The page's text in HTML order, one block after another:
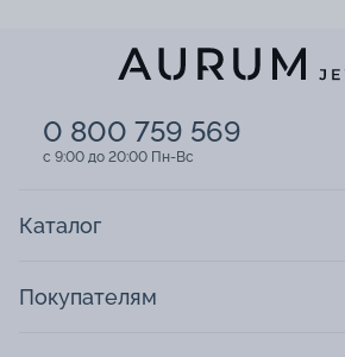
0 800 759 569
c 9:00 до 20:00 Пн-Вс
Каталог
Покупателям